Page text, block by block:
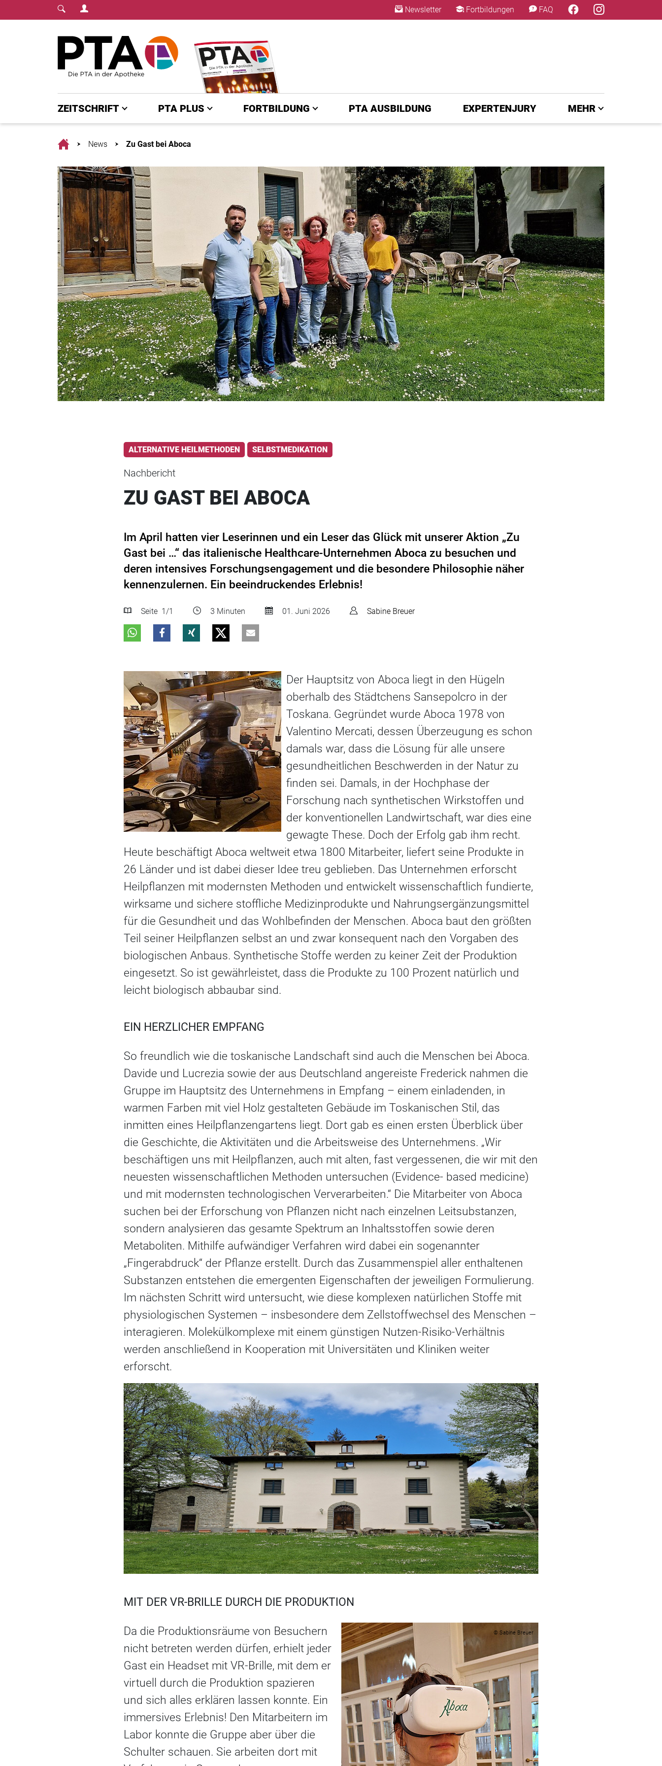
Login Menu Newsletter Fortbildungen FAQ
ZEITSCHRIFT PTA PLUS FORTBILDUNG PTA AUSBILDUNG EXPERTENJURY MEHR
HomeNews Zu Gast bei Aboca
© Sabine Breuer
ALTERNATIVE HEILMETHODEN SELBSTMEDIKATION
Nachbericht
ZU GAST BEI ABOCA
Im April hatten vier Leserinnen und ein Leser das Glück mit unserer Aktion „Zu
Gast bei …“ das italienische Healthcare-Unternehmen Aboca zu besuchen und
deren intensives Forschungsengagement und die besondere Philosophie näher
kennenzulernen. Ein beeindruckendes Erlebnis!
Seite 1 /1 3 Minuten 01. Juni 2026 Sabine Breuer
Der Hauptsitz von Aboca liegt in den Hügeln
oberhalb des Städtchens Sansepolcro in der
Toskana. Gegründet wurde Aboca 1978 von
Valentino Mercati, dessen Überzeugung es schon
damals war, dass die Lösung für alle unsere
gesundheitlichen Beschwerden in der Natur zu
finden sei. Damals, in der Hochphase der
Forschung nach synthetischen Wirkstoffen und
der konventionellen Landwirtschaft, war dies eine
gewagte These. Doch der Erfolg gab ihm recht.
Heute beschäftigt Aboca weltweit etwa 1800 Mitarbeiter, liefert seine Produkte in
26 Länder und ist dabei dieser Idee treu geblieben. Das Unternehmen erforscht
Heilpflanzen mit modernsten Methoden und entwickelt wissenschaftlich fundierte,
wirksame und sichere stoffliche Medizinprodukte und Nahrungsergänzungsmittel
für die Gesundheit und das Wohlbefinden der Menschen. Aboca baut den größten
Teil seiner Heilpflanzen selbst an und zwar konsequent nach den Vorgaben des
biologischen Anbaus. Synthetische Stoffe werden zu keiner Zeit der Produktion
eingesetzt. So ist gewährleistet, dass die Produkte zu 100 Prozent natürlich und
leicht biologisch abbaubar sind.
EIN HERZLICHER EMPFANG
So freundlich wie die toskanische Landschaft sind auch die Menschen bei Aboca.
Davide und Lucrezia sowie der aus Deutschland angereiste Frederick nahmen die
Gruppe im Hauptsitz des Unternehmens in Empfang – einem einladenden, in
warmen Farben mit viel Holz gestalteten Gebäude im Toskanischen Stil, das
inmitten eines Heilpflanzengartens liegt. Dort gab es einen ersten Überblick über
die Geschichte, die Aktivitäten und die Arbeitsweise des Unternehmens. „Wir
beschäftigen uns mit Heilpflanzen, auch mit alten, fast vergessenen, die wir mit den
neuesten wissenschaftlichen Methoden untersuchen (Evidence- based medicine)
und mit modernsten technologischen Ververarbeiten.“ Die Mitarbeiter von Aboca
suchen bei der Erforschung von Pflanzen nicht nach einzelnen Leitsubstanzen,
sondern analysieren das gesamte Spektrum an Inhaltsstoffen sowie deren
Metaboliten. Mithilfe aufwändiger Verfahren wird dabei ein sogenannter
„Fingerabdruck“ der Pflanze erstellt. Durch das Zusammenspiel aller enthaltenen
Substanzen entstehen die emergenten Eigenschaften der jeweiligen Formulierung.
Im nächsten Schritt wird untersucht, wie diese komplexen natürlichen Stoffe mit
physiologischen Systemen – insbesondere dem Zellstoffwechsel des Menschen –
interagieren. Molekülkomplexe mit einem günstigen Nutzen-Risiko-Verhältnis
werden anschließend in Kooperation mit Universitäten und Kliniken weiter
erforscht.
MIT DER VR-BRILLE DURCH DIE PRODUKTION
© Sabine Breuer
Da die Produktionsräume von Besuchern
nicht betreten werden dürfen, erhielt jeder
Gast ein Headset mit VR-Brille, mit dem er
virtuell durch die Produktion spazieren
und sich alles erklären lassen konnte. Ein
immersives Erlebnis! Den Mitarbeitern im
Labor konnte die Gruppe aber über die
Schulter schauen. Sie arbeiten dort mit
×